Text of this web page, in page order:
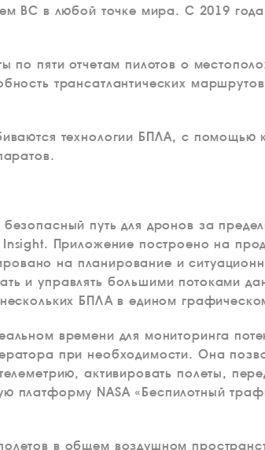
ВС в любой точке мира. С 2019
по пяти отчетам пилотов о
трансатлантических
технологии БПЛА, с помощью
путь для дронов за
Приложение построено на
на планирование и
и управлять большими потоками
БПЛА в едином
времени для мониторинга
при необходимости. Она
активировать полеты,
платформу NASA «Беспилотный
в общем воздушном